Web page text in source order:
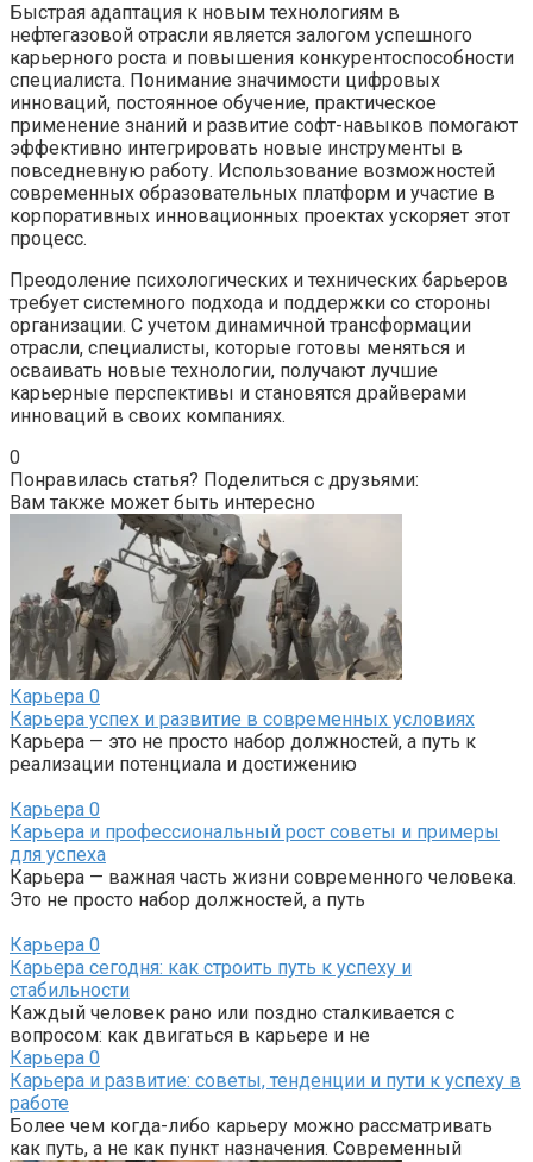
Быстрая адаптация к новым технологиям в
нефтегазовой отрасли является залогом успешного
карьерного роста и повышения конкурентоспособности
специалиста. Понимание значимости цифровых
инноваций, постоянное обучение, практическое
применение знаний и развитие софт-навыков помогают
эффективно интегрировать новые инструменты в
повседневную работу. Использование возможностей
современных образовательных платформ и участие в
корпоративных инновационных проектах ускоряет этот
процесс.
Преодоление психологических и технических барьеров
требует системного подхода и поддержки со стороны
организации. С учетом динамичной трансформации
отрасли, специалисты, которые готовы меняться и
осваивать новые технологии, получают лучшие
карьерные перспективы и становятся драйверами
инноваций в своих компаниях.
0
Понравилась статья? Поделиться с друзьями:
Вам также может быть интересно
Карьера 0
Карьера успех и развитие в современных условиях
Карьера — это не просто набор должностей, а путь к
реализации потенциала и достижению
Карьера 0
Карьера и профессиональный рост советы и примеры
для успеха
Карьера — важная часть жизни современного человека.
Это не просто набор должностей, а путь
Карьера 0
Карьера сегодня: как строить путь к успеху и
стабильности
Каждый человек рано или поздно сталкивается с
вопросом: как двигаться в карьере и не
Карьера 0
Карьера и развитие: советы, тенденции и пути к успеху в
работе
Более чем когда-либо карьеру можно рассматривать
как путь, а не как пункт назначения. Современный